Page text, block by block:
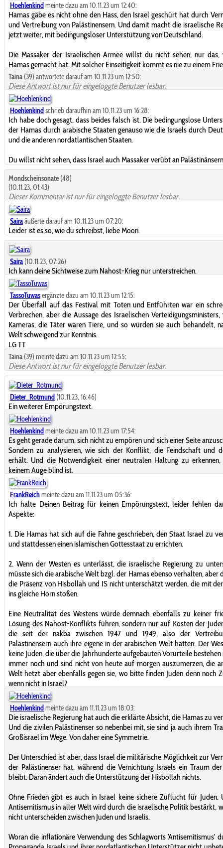
Hoehlenkind meinte dazu am 10.11.23 um 12:40:
Hamas gäbe es nicht ohne den Hass, den Israel geschürt hat durch
und Vertreibung von Palästinensern. Und damit macht die israelische
jetzt weiter, mit bedingungsloser Unterstützung von Deutschland.
Die Massaker der Israelischen Armee willst du nicht sehen, nur das,
Hamas gemacht hat. Mit solcher Einseitigkeit kommt es nie zu einem
Taina (39) antwortete darauf am 10.11.23 um 12:50:
Diese Antwort ist nur für eingeloggte Benutzer lesbar.
Hoehlenkind schrieb daraufhin am 10.11.23 um 16:28:
Ich habe doch gesagt, dass beides falsch ist. Die bedingungslose
der Hamas durch arabische Staaten genauso wie die Israels durch
und die anderen nordatlantischen Staaten.
Du willst nicht sehen, dass Israel auch Massaker verübt an
Mondscheinsonate (48)
(10.11.23, 01:43)
Dieser Kommentar ist nur für eingeloggte Benutzer lesbar.
Sairaäußerte darauf am 10.11.23 um 07:20:
Leider ist es so, wie du schreibst, liebe Moon.
Saira (10.11.23, 07:26)
Ich kann deine Sichtweise zum Nahost-Krieg nur unterstreichen.
TassoTuwasergänzte dazu am 10.11.23 um 12:15:
Der Überfall auf das Festival mit Toten und Entführten war ein
Verbrechen, aber die Aussage des Israelischen
Kameras, die Täter wären Tiere, und so würden sie auch behandelt,
Welt schweigend zur Kenntnis.
LG TT
Taina (39) meinte dazu am 10.11.23 um 12:55:
Diese Antwort ist nur für eingeloggte Benutzer lesbar.
Dieter_Rotmund (10.11.23, 16:46)
Ein weiterer Empörungstext.
Hoehlenkind meinte dazu am 10.11.23 um 17:54:
Es geht gerade darum, sich nicht zu empören und sich einer Seite
Sondern zu analysieren, wie sich der Konflikt, die Feindschaft und
erhält. Und die Notwendigkeit einer neutralen Haltung zu
keinem Auge blind ist.
FrankReichmeinte dazu am 11.11.23 um 05:36:
Ich halte Deinen Beitrag für keinen Empörungstext, leider fehlen
Aspekte:
1. Die Hamas hat sich auf die Fahne geschrieben, den Staat Israel zu
und stattdessen einen islamischen Gottesstaat zu errichten.
2. Wenn der Westen es unterlässt, die israelische Regierung zu
müsste sich die arabische Welt bzgl. der Hamas ebenso verhalten, aber
die Präsenz von Hisbollah und IS nicht unterschätzt werden, die mit
ins gleiche Horn stoßen.
Eine Neutralität des Westens würde demnach ebenfalls zu keiner
Lösung des Nahost-Konflikts führen, sondern nur auf Kosten der
die seit der nakba zwischen 1947 und 1949, also der
Palästinensern auch ihre eigene in der arabischen Welt hatten. Der
keine Juden, die über die Jahrhunderte aufgebauten Vorurteile
immer noch und sind nicht von heute auf morgen auszumerzen, die
Welt hetzt aber ebenfalls gegen sie, wo bitte finden Juden denn noch
wenn nicht in Israel?
Hoehlenkind meinte dazu am 11.11.23 um 18:03:
Die israelische Regierung hat auch die erklärte Absicht, die Hamas zu
Und die zivilen Palästinenser so nebenbei mit, sie sind ja auch ihrem
Großisrael im Wege. Von daher eine Symmetrie.
Der Unterschied ist aber, dass Israel die militärische Möglichkeit zur
der Palästinenser hat, während die Vernichtung Israels ein Traum
bleibt. Daran ändert auch die Unterstützung der Hisbollah nichts.
Ohne Frieden gibt es auch in Israel keine sichere Zuflucht für Juden.
Antisemitismus in aller Welt wird durch die israelische Politik bestärkt,
nicht unterscheiden zwischen Juden und Israelis.
Woran die inflationäre Verwendung des Schlagworts 'Antisemitismus'